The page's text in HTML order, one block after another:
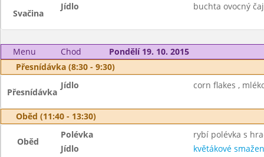
Svačina
Jídlo buchta ovocný
Menu Chod
Pondělí 19. 10. 2015
Přesnídávka (8:30 - 9:30)
Přesnídávka
Jídlo corn flakes ,
Oběd (11:40 - 13:30)
Oběd
Polévka
rybí polévka s
Jídlo
květákové